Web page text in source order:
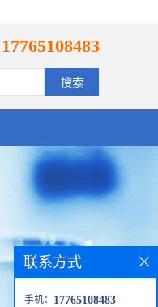
17765108483
联系方式
手机： 17765108483